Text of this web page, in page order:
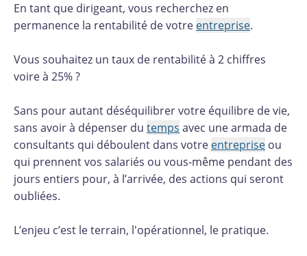
En tant que dirigeant, vous recherchez en
permanence la rentabilité de votre entreprise.
Vous souhaitez un taux de rentabilité à 2 chiffres
voire à 25% ?
Sans pour autant déséquilibrer votre équilibre de vie,
sans avoir à dépenser du temps avec une armada de
consultants qui déboulent dans votre entreprise ou
qui prennent vos salariés ou vous-même pendant des
jours entiers pour, à l’arrivée, des actions qui seront
oubliées.
L’enjeu c’est le terrain, l'opérationnel, le pratique.